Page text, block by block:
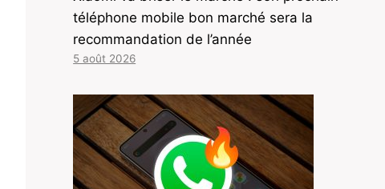
téléphone mobile bon marché sera la
recommandation de l’année
5 août 2026